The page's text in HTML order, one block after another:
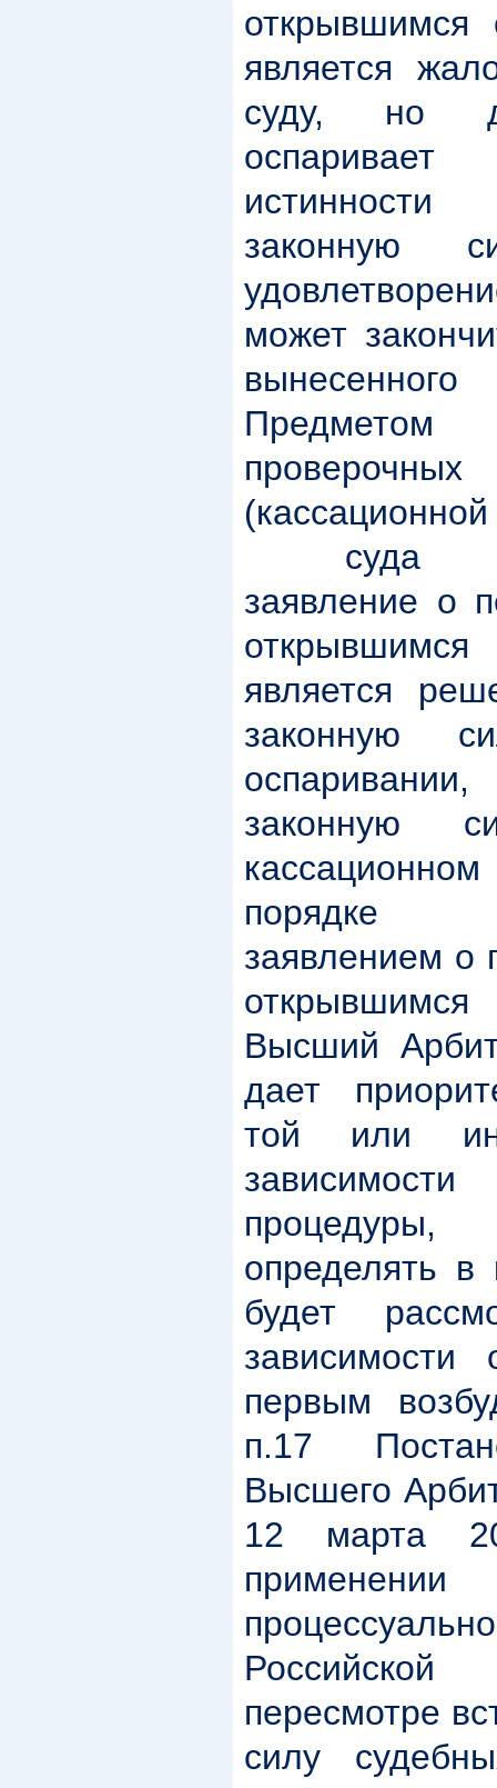
открывшимся
является
суду, но
законную
может
Предметом
суда
заявление о
является
законную
законную
порядке
заявлением о
Высший
дает
той или
определять в
будет
первым
п.17
Высшего
12 марта
пересмотре
силу